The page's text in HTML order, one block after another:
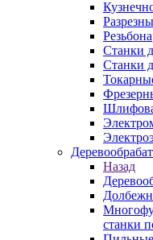
Станки
Станки
Назад
станки